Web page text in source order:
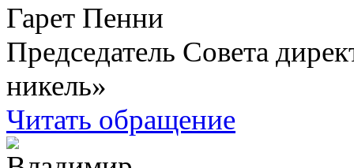
Гарет Пенни
Председатель Совета
никель»
Читать обращение